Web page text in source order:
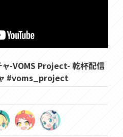
ャ-VOMS Project- 乾杯配信
#voms_project